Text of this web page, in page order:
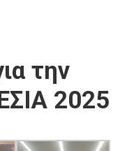
την
2025